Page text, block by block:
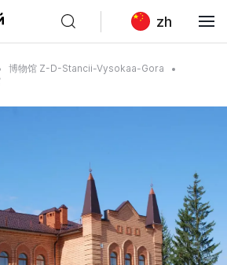
zh
博物馆 Z-D-Stancii-Vysokaa-Gora